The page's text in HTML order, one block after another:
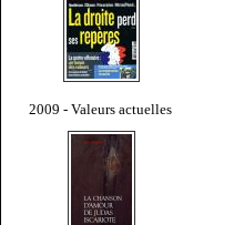
2009 - Valeurs actuelles